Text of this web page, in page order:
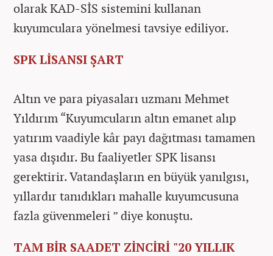
olarak KAD-SİS sistemini kullanan
kuyumculara yönelmesi tavsiye ediliyor.
SPK LİSANSI ŞART
Altın ve para piyasaları uzmanı Mehmet
Yıldırım “Kuyumcuların altın emanet alıp
yatırım vaadiyle kâr payı dağıtması tamamen
yasa dışıdır. Bu faaliyetler SPK lisansı
gerektirir. Vatandaşların en büyük yanılgısı,
yıllardır tanıdıkları mahalle kuyumcusuna
fazla güvenmeleri ” diye konuştu.
TAM BİR SAADET ZİNCİRİ "20 YILLIK